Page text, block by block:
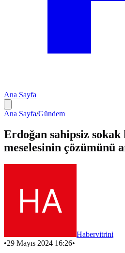
Ana Sayfa
Ana Sayfa/Gündem
Erdoğan sahipsiz
meselesinin çözümünü
Habervitrini
•29 Mayıs 2024 16:26•